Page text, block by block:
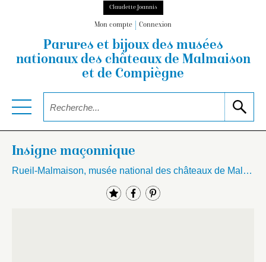
Claudette Joannis
Mon compte Connexion
Parures et bijoux des musées
nationauxdes châteaux de Malmaison
et de Compiègne
Insigne maçonnique
Rueil-Malmaison, musée national des châteaux de Malmaison et Bois-Préau